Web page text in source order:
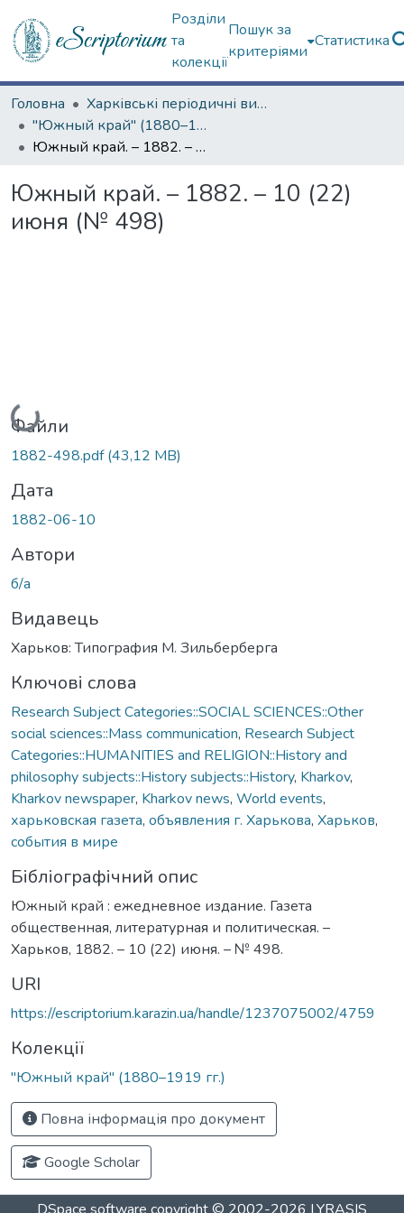
Розділи
та
колекції
Пошук за
критеріями
Статистика
Головна
Харківські періодичні видання
"Южный край" (1880–1919 гг.)
Южный край. – 1882. – 10 (22) июня (№ 498)
Южный край. – 1882. – 10 (22)
июня (№ 498)
Вантажиться...
Файли
1882-498.pdf(43,12 MB)
Дата
1882-06-10
Автори
б/а
Видавець
Харьков: Типография М. Зильберберга
Ключові слова
Research Subject Categories::SOCIAL SCIENCES::Other
social sciences::Mass communication, Research Subject
Categories::HUMANITIES and RELIGION::History and
philosophy subjects::History subjects::History, Kharkov,
Kharkov newspaper, Kharkov news, World events,
харьковская газета, объявления г. Харькова, Харьков,
события в мире
Бібліографічний опис
Южный край : ежедневное издание. Газета
общественная, литературная и политическая. –
Харьков, 1882. – 10 (22) июня. – № 498.
URI
https://escriptorium.karazin.ua/handle/1237075002/4759
Колекції
"Южный край" (1880–1919 гг.)
Повна інформація про документ
Google Scholar